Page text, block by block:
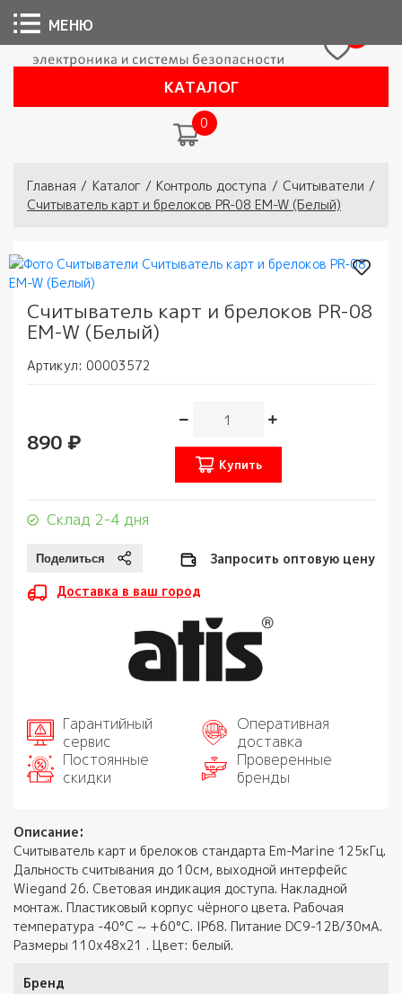
КАТАЛОГ
0
Вы здесь
Главная / Каталог / Контроль доступа / Считыватели /
Считыватель карт и брелоков PR-08 EM-W (Белый)
Считыватель карт и брелоков PR-08
EM-W (Белый)
Артикул: 00003572
890 ₽
Купить
Склад 2-4 дня
Запросить оптовую цену
Доставка в ваш город
Гарантийный
сервис
Оперативная
доставка
Постоянные
скидки
Проверенные
бренды
Описание:
Считыватель карт и брелоков стандарта Em-Marine 125кГц.
Дальность считывания до 10см, выходной интерфейс
Wiegand 26. Световая индикация доступа. Накладной
монтаж. Пластиковый корпус чёрного цвета. Рабочая
температура -40°C ~ +60°C. IP68. Питание DС9-12В/30мA.
Размеры 110х48х21 . Цвет: белый.
Бренд
МЕНЮ